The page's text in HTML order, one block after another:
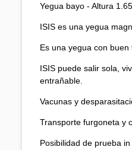
Yegua bayo - Altura
ISIS es una yegua
Es una yegua con
ISIS puede salir sola,
entrañable.
Vacunas y
Transporte furgoneta y
Posibilidad de prueba in